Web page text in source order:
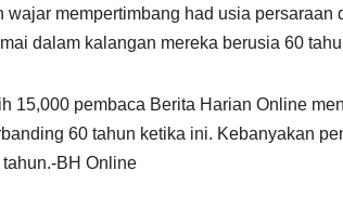
wajar mempertimbang had usia
dalam kalangan mereka berusia 60
15,000 pembaca Berita Harian Online
60 tahun ketika ini. Kebanyakan
BH Online